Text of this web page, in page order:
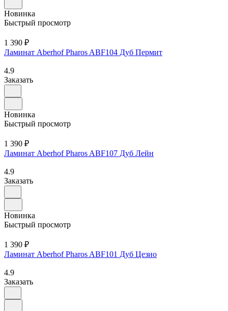
Новинка
Быстрый просмотр
1 390 ₽
Ламинат Aberhof Pharos ABF104 Дуб Пермит
4.9
Заказать
Новинка
Быстрый просмотр
1 390 ₽
Ламинат Aberhof Pharos ABF107 Дуб Лейн
4.9
Заказать
Новинка
Быстрый просмотр
1 390 ₽
Ламинат Aberhof Pharos ABF101 Дуб Цезио
4.9
Заказать